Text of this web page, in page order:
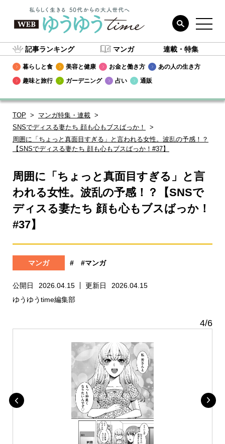
記事ランキング マンガ 連載・特集
暮らしと食 美容と健康 お金と働き方
あの人の生き方
趣味と旅行
ガーデニング 占い 通販
TOP
マンガ特集・連載
SNSでディスる妻たち 顔も心もブスばっか！
周囲に「ちょっと真面目すぎる」と言われる女性。波乱の予感！？
【SNSでディスる妻たち 顔も心もブスばっか！#37】
周囲に「ちょっと真面目すぎる」と言
われる女性。波乱の予感！？【SNSで
ディスる妻たち 顔も心もブスばっか！
#37】
マンガ # #マンガ
公開日 2026.04.15 更新日
2026.04.15
ゆうゆうtime編集部
4/6